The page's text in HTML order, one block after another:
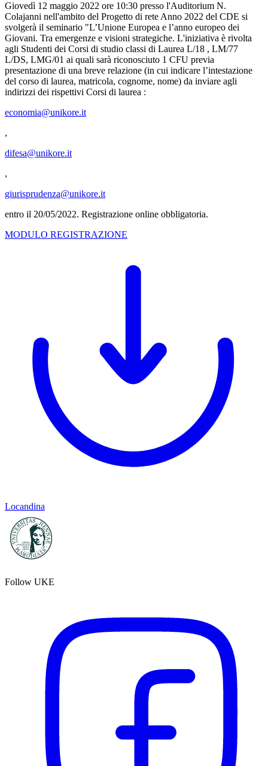
Giovedì 12 maggio 2022 ore 10:30 presso l'Auditorium N.
Colajanni nell'ambito del Progetto di rete Anno 2022 del CDE si
svolgerà il seminario "L’Unione Europea e l’anno europeo dei
Giovani. Tra emergenze e visioni strategiche. L'iniziativa è rivolta
agli Studenti dei Corsi di studio classi di Laurea L/18 , LM/77
L/DS, LMG/01 ai quali sarà riconosciuto 1 CFU previa
presentazione di una breve relazione (in cui indicare l’intestazione
del corso di laurea, matricola, cognome, nome) da inviare agli
indirizzi dei rispettivi Corsi di laurea :
economia@unikore.it
,
difesa@unikore.it
,
giurisprudenza@unikore.it
entro il 20/05/2022. Registrazione online obbligatoria.
MODULO REGISTRAZIONE
Locandina
Follow UKE